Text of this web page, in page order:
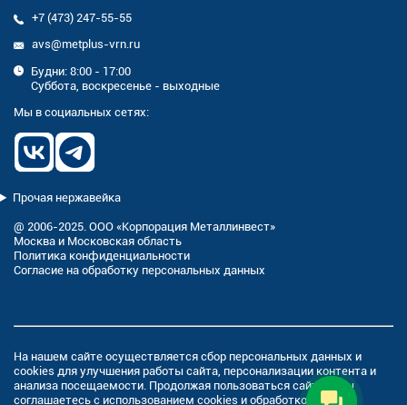
+7 (473) 247-55-55
avs@metplus-vrn.ru
Будни: 8:00 - 17:00
Суббота, воскресенье - выходные
Мы в социальных сетях:
Прочая нержавейка
@ 2006-2025. ООО «Корпорация Металлинвест»
Москва и Московская область
Политика конфиденциальности
Согласие на обработку персональных данных
На нашем сайте осуществляется сбор персональных данных и
cookies для улучшения работы сайта, персонализации контента и
анализа посещаемости. Продолжая пользоваться сайтом, вы
соглашаетесь с использованием cookies и обработкой ваших